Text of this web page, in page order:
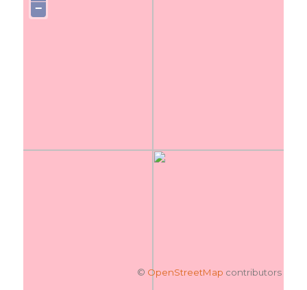
−
© OpenStreetMap contributors